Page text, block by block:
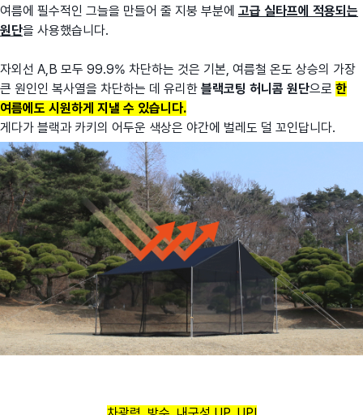
여름에 필수적인 그늘을 만들어 줄 지붕 부분에 고급 실타프에 적용되는
원단을 사용했습니다.
자외선 A,B 모두 99.9% 차단하는 것은 기본, 여름철 온도 상승의 가장
큰 원인인 복사열을 차단하는 데 유리한 블랙코팅 허니콤 원단으로 한
여름에도 시원하게 지낼 수 있습니다.
게다가 블랙과 카키의 어두운 색상은 야간에 벌레도 덜 꼬인답니다.